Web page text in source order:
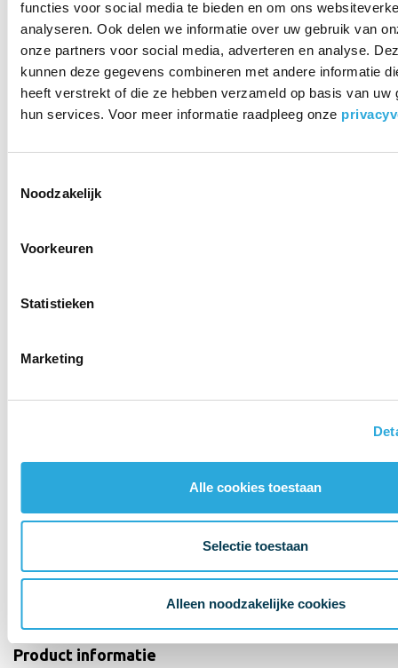
functies voor social media te bieden en om ons
analyseren. Ook delen we informatie over uw gebruik van
onze partners voor social media, adverteren en analyse.
kunnen deze gegevens combineren met andere informatie
heeft verstrekt of die ze hebben verzameld op basis van uw
hun services. Voor meer informatie raadpleeg onze
Noodzakelijk
Voorkeuren
Statistieken
Marketing
Alle cookies toestaan
Selectie toestaan
Alleen noodzakelijke cookies
• Inclusief metalen en vilten vloerglijders
• Metalen glijders: vloerbedekking. Vilten glijders: harde vloeren
• Gewicht 11,0 kilo
• 3 jaar garantie
Swopper voordelen | Een
actieve en ademende zit!
gepatenteerde technologie. Deze technologie zorgt voor een
gaat dan ook vanzelf. De geleidelijke drukverdeling in de zitting
Product informatie